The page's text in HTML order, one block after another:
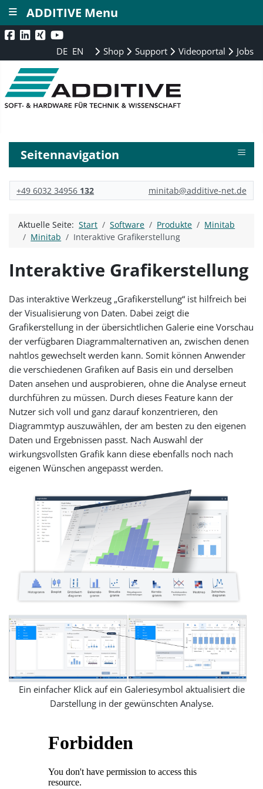
DE EN Shop Support Videoportal Jobs
Seitennavigation ≡
+49 6032 34956 132 minitab@additive-net.de
Aktuelle Seite:Start Software Produkte
Minitab
Minitab
Interaktive Grafikerstellung
Interaktive Grafikerstellung
Das interaktive Werkzeug „Grafikerstellung“ ist hilfreich bei
der Visualisierung von Daten. Dabei zeigt die
Grafikerstellung in der übersichtlichen Galerie eine Vorschau
der verfügbaren Diagrammalternativen an, zwischen denen
nahtlos gewechselt werden kann. Somit können Anwender
die verschiedenen Grafiken auf Basis ein und derselben
Daten ansehen und ausprobieren, ohne die Analyse erneut
durchführen zu müssen. Durch dieses Feature kann der
Nutzer sich voll und ganz darauf konzentrieren, den
Diagrammtyp auszuwählen, der am besten zu den eigenen
Daten und Ergebnissen passt. Nach Auswahl der
wirkungsvollsten Grafik kann diese ebenfalls noch nach
eigenen Wünschen angepasst werden.
Ein einfacher Klick auf ein Galeriesymbol aktualisiert die
Darstellung in der gewünschten Analyse.
ADDITIVE Menu
≡